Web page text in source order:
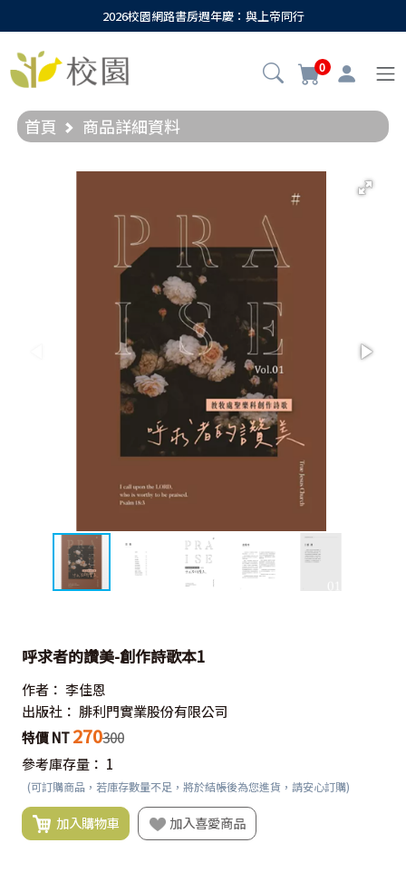
2026校園網路書房週年慶：與上帝同行
0
首頁 商品詳細資料
呼求者的讚美-創作詩歌本1
作者： 李佳恩
出版社： 腓利門實業股份有限公司
特價 NT 270300
參考庫存量： 1
(可訂購商品，若庫存數量不足，將於結帳後為您進貨，請安心訂購)
加入購物車 加入喜愛商品